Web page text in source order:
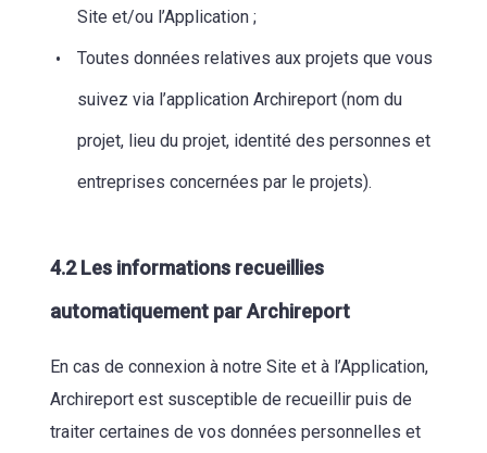
Site et/ou l’Application ;
Toutes données relatives aux projets que vous
suivez via l’application Archireport (nom du
projet, lieu du projet, identité des personnes et
entreprises concernées par le projets).
4.2 Les informations recueillies
automatiquement par Archireport
En cas de connexion à notre Site et à l’Application,
Archireport est susceptible de recueillir puis de
traiter certaines de vos données personnelles et